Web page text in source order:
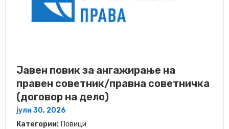
Јавен повик за ангажирање на
правен советник/правна советничка
(договор на дело)
јули 30, 2026
Категории: Повици